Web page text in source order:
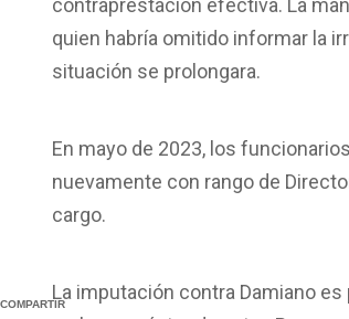
COMPARTIR
contraprestación efectiva. La
quien habría omitido informar la
situación se prolongara.
En mayo de 2023, los
nuevamente con rango de
cargo.
La imputación contra Damiano